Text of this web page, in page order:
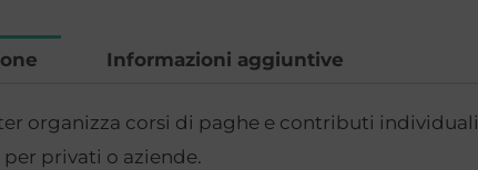
Informazioni aggiuntive
organizza corsi di paghe e contributi individuali
privati o aziende.